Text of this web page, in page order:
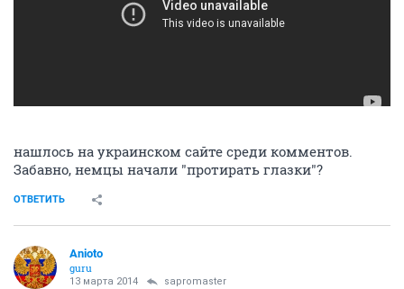
нашлось на украинском сайте среди комментов.
Забавно, немцы начали "протирать глазки"?
ОТВЕТИТЬ
Anioto
guru
13 марта 2014 sapromaster